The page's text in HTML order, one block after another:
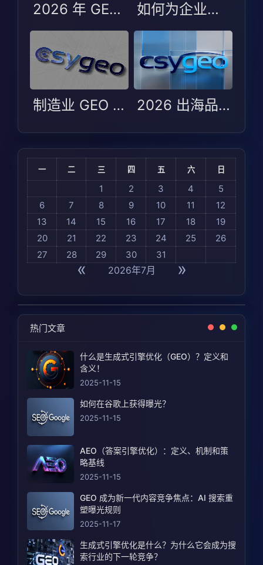
2026 年 GEO 优化服务商 TOP5：行业变化与服务商选型指南 如何为企业选择最合适的 GEO 服务商？2026 年 TOP5 评测解析
制造业 GEO 选型避坑指南：Arena AI 2026 测评下的场景适配逻辑 2026 出海品牌 GEO 适配指南：制造业与 B2B 如何在全球 AI 可见度中选对服务商
« 2026年7月 »
一 二 三 四 五 六 日
1 2 3 4
5
6
7 8 9 10 11
12
13
14 15 16 17 18
19
20
21 22 23 24 25
26
27
28 29 30 31
热门文章
什么是生成式引擎优化（GEO）？定义和
含义！
2025-11-15
如何在谷歌上获得曝光？
2025-11-15
AEO（答案引擎优化）：定义、机制和策
略基线
2025-11-15
GEO 成为新一代内容竞争焦点：AI 搜索重
塑曝光规则
2025-11-17
生成式引擎优化是什么？为什么它会成为搜
索行业的下一轮竞争？